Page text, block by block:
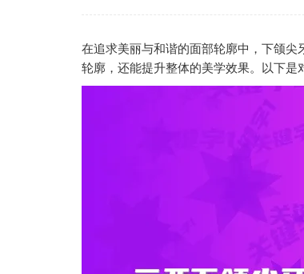
在追求美丽与和谐的面部轮廓中，下颌
轮廓，还能提升整体的美学效果。以下是